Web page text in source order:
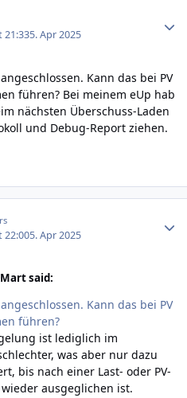
21:335. Apr 2025
Kann das bei PV
führen? Bei meinem eUp hab
nächsten Überschuss-Laden
und Debug-Report ziehen.
22:005. Apr 2025
said:
Kann das bei PV
führen?
ist lediglich im
was aber nur dazu
bis nach einer Last- oder PV-
ausgeglichen ist.